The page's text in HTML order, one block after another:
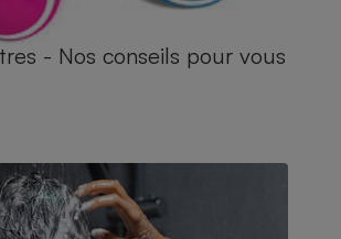
- Nos conseils pour vous